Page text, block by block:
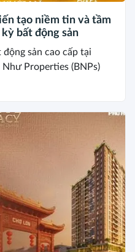
tạo niềm tin và tầm
bất động sản
sản cao cấp tại
Properties (BNPs)